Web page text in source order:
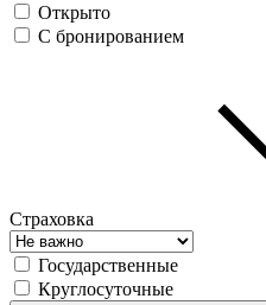
Открыто
С бронированием
Страховка
Государственные
Круглосуточные